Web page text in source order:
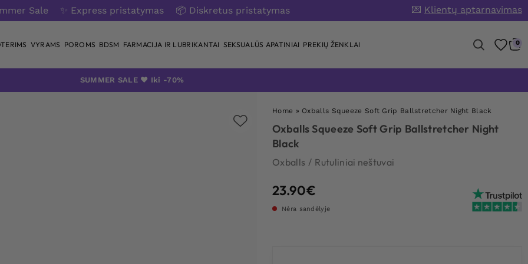
Sale ✨ Express pristatymas 📦 Diskretus pristatymas 💌 Klientų aptarnavimas
VYRAMS POROMS BDSM FARMACIJA IR LUBRIKANTAI SEKSUALŪS APATINIAI PREKIŲ ŽENKLAI 0
SUMMER SALE ❤️ Iki -70%
Home » Oxballs Squeeze Soft Grip Ballstretcher Night Black
Oxballs Squeeze Soft Grip Ballstretcher Night
Black
Oxballs / Rutuliniai neštuvai
23.90€
Nėra sandėlyje